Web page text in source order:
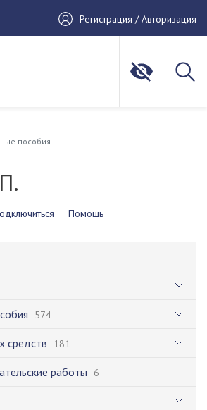
Регистрация / Авторизация
пособия
Помощь
574
средств 181
работы 6